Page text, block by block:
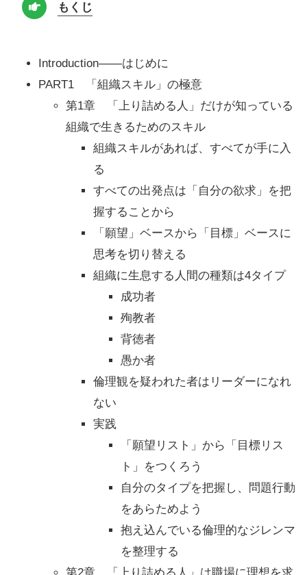
もくじ
Introduction――はじめに
PART1 「組織スキル」の極意
第1章 「上り詰める人」だけが知っている
組織で生きるためのスキル
組織スキルがあれば、すべてが手に入
る
すべての出発点は「自分の欲求」を把
握することから
「願望」ベースから「目標」ベースに
思考を切り替える
組織に生息する人間の種類は4タイプ
成功者
殉教者
背徳者
愚か者
倫理観を疑われた者はリーダーになれ
ない
実践
「願望リスト」から「目標リス
ト」をつくろう
自分のタイプを把握し、問題行動
をあらためよう
抱え込んでいる倫理的なジレンマ
を整理する
第2章 「上り詰める人」は職場に理想を求